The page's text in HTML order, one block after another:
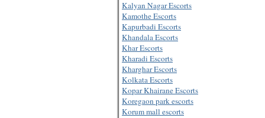
Kalyan Nagar Escorts
Kamothe Escorts
Kapurbadi Escorts
Khandala Escorts
Khar Escorts
Kharadi Escorts
Kharghar Escorts
Kolkata Escorts
Kopar Khairane Escorts
Koregaon park escorts
Korum mall escorts